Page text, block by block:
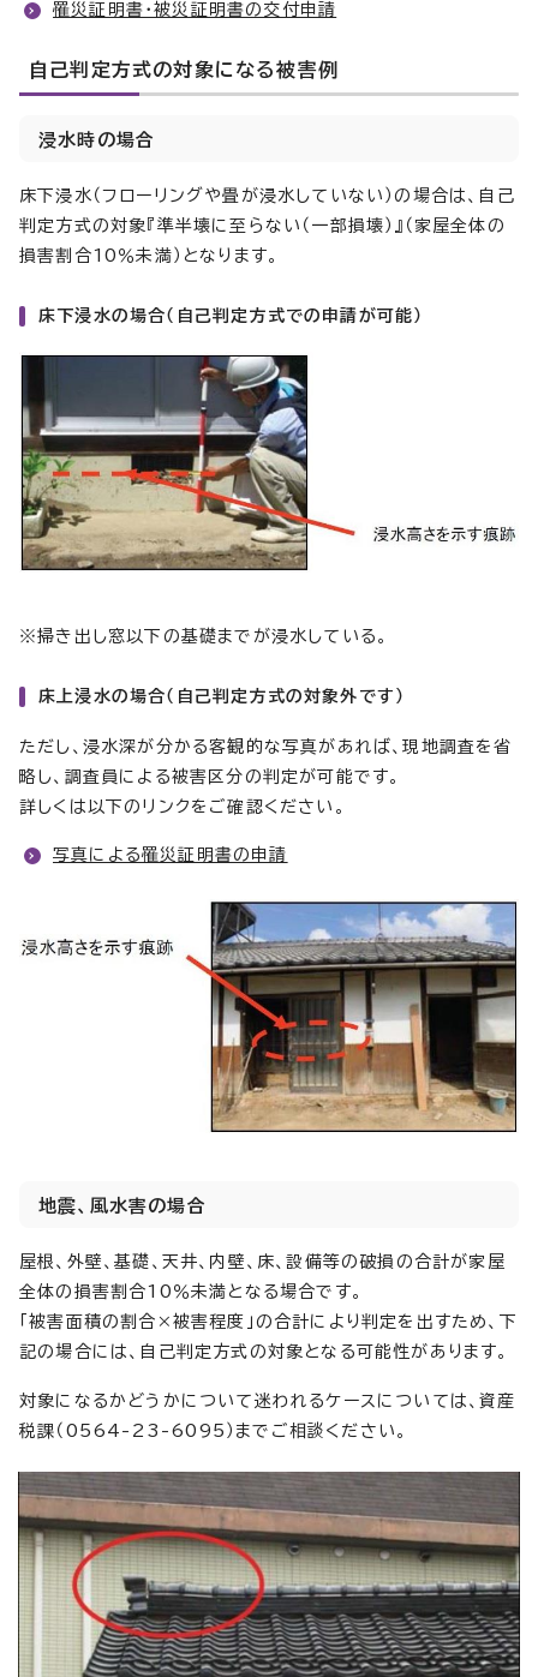
罹災証明書・被災証明書の交付申請
自己判定方式の対象になる被害例
浸水時の場合
床下浸水（フローリングや畳が浸水していない）の場合は、自己
判定方式の対象『準半壊に至らない（一部損壊）』（家屋全体の
損害割合10％未満）となります。
床下浸水の場合（自己判定方式での申請が可能）
※掃き出し窓以下の基礎までが浸水している。
床上浸水の場合（自己判定方式の対象外です）
ただし、浸水深が分かる客観的な写真があれば、現地調査を省
略し、調査員による被害区分の判定が可能です。
詳しくは以下のリンクをご確認ください。
写真による罹災証明書の申請
地震、風水害の場合
屋根、外壁、基礎、天井、内壁、床、設備等の破損の合計が家屋
全体の損害割合10％未満となる場合です。
「被害面積の割合×被害程度」の合計により判定を出すため、下
記の場合には、自己判定方式の対象となる可能性があります。
対象になるかどうかについて迷われるケースについては、資産
税課（0564-23-6095）までご相談ください。